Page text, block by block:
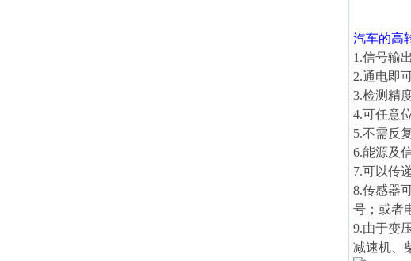
汽车的高
1.信号输
2.通电即
3.检测精
4.可任意
5.不需反
6.能源及
7.可以传
8.传感器
号；或者
9.由于变
减速机、